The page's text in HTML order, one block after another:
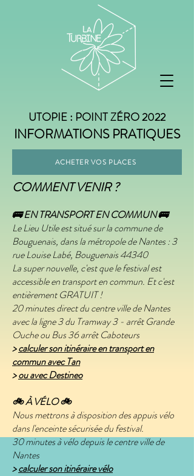
UTOPIE : POINT ZÉRO 2022
INFORMATIONS PRATIQUES
ACHETER VOS PLACES
COMMENT VENIR ?
🚌 EN TRANSPORT EN COMMUN 🚌
Le Lieu Utile est situé sur la commune de
Bouguenais, dans la métropole de Nantes : 3
rue Louise Labé, Bouguenais 44340
La super nouvelle, c'est que le festival est
accessible en transport en commun. Et c'est
entièrement GRATUIT !
20 minutes direct du centre ville de Nantes
avec la ligne 3 du Tramway 3 - arrêt Grande
Ouche ou Bus 36 arrêt Caboteurs
>calculer son itinéraire en transport en
commun avec Tan
>ou avec Destineo
🚲 À VÉLO 🚲
Nous mettrons à disposition des appuis vélo
dans l'enceinte sécurisée du festival.
30 minutes à vélo depuis le centre ville de
Nantes
>calculer son itinéraire vélo